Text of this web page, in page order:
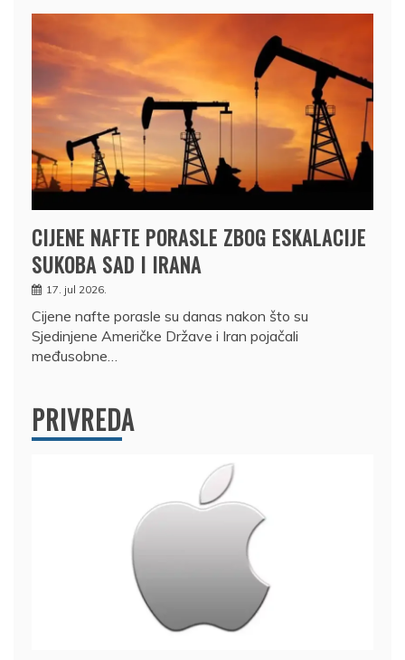
CIJENE NAFTE PORASLE ZBOG ESKALACIJE
SUKOBA SAD I IRANA
17. jul 2026.
Cijene nafte porasle su danas nakon što su
Sjedinjene Američke Države i Iran pojačali
međusobne…
PRIVREDA